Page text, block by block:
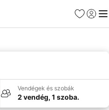
Kedvencek
Vendégek és szobák
2 vendég, 1 szoba.